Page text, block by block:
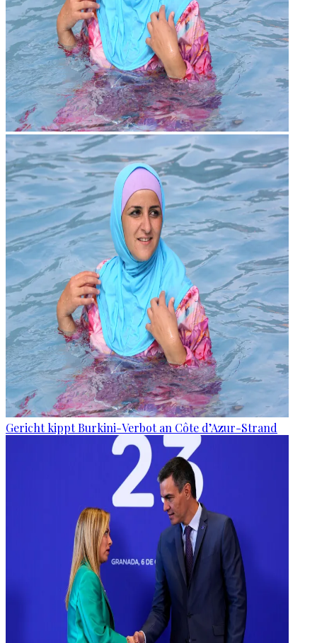
Gericht kippt Burkini-Verbot an Côte d’Azur-Strand